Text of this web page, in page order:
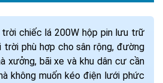
chiếc lá 200W hộp pin lưu trữ
trời phù hợp cho sân rộng, đường
xưởng, bãi xe và khu dân cư cần
không muốn kéo điện lưới phức